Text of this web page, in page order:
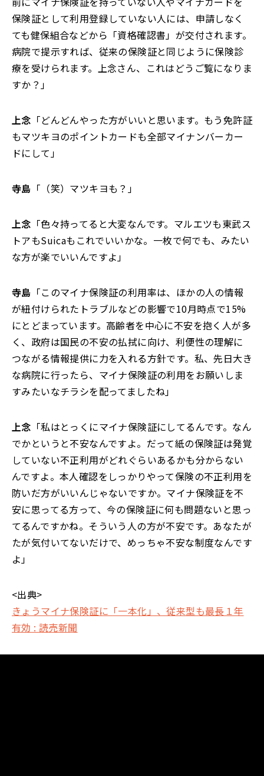
保険証として利用登録していない人には、申請しなく
ても健保組合などから「資格確認書」が交付されます。
病院で提示すれば、従来の保険証と同じように保険診
療を受けられます。上念さん、これはどうご覧になりま
すか？」
上念 「どんどんやった方がいいと思います。もう免許証
もマツキヨのポイントカードも全部マイナンバーカー
ドにして」
寺島 「（笑）マツキヨも？」
上念 「色々持ってると大変なんです。マルエツも東武ス
トアもSuicaもこれでいいかな。一枚で何でも、みたい
な方が楽でいいんですよ」
寺島 「このマイナ保険証の利用率は、ほかの人の情報
が紐付けられたトラブルなどの影響で10月時点で15%
にとどまっています。高齢者を中心に不安を抱く人が多
く、政府は国民の不安の払拭に向け、利便性の理解に
つながる情報提供に力を入れる方針です。私、先日大き
な病院に行ったら、マイナ保険証の利用をお願いしま
すみたいなチラシを配ってましたね」
上念 「私はとっくにマイナ保険証にしてるんです。なん
でかというと不安なんですよ。だって紙の保険証は発覚
していない不正利用がどれぐらいあるかも分からない
んですよ。本人確認をしっかりやって保険の不正利用を
防いだ方がいいんじゃないですか。マイナ保険証を不
安に思ってる方って、今の保険証に何も問題ないと思っ
てるんですかね。そういう人の方が不安です。あなたが
たが気付いてないだけで、めっちゃ不安な制度なんです
よ」
<出典>
きょうマイナ保険証に「一本化」、従来型も最長１年
有効 : 読売新聞